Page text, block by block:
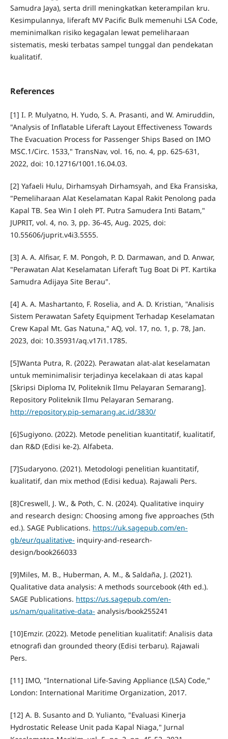
Samudra Jaya), serta drill meningkatkan keterampilan kru.
Kesimpulannya, liferaft MV Pacific Bulk memenuhi LSA Code,
meminimalkan risiko kegagalan lewat pemeliharaan
sistematis, meski terbatas sampel tunggal dan pendekatan
kualitatif.
References
[1] I. P. Mulyatno, H. Yudo, S. A. Prasanti, and W. Amiruddin,
"Analysis of Inflatable Liferaft Layout Effectiveness Towards
The Evacuation Process for Passenger Ships Based on IMO
MSC.1/Circ. 1533," TransNav, vol. 16, no. 4, pp. 625-631,
2022, doi: 10.12716/1001.16.04.03.
[2] Yafaeli Hulu, Dirhamsyah Dirhamsyah, and Eka Fransiska,
"Pemeliharaan Alat Keselamatan Kapal Rakit Penolong pada
Kapal TB. Sea Win I oleh PT. Putra Samudera Inti Batam,"
JUPRIT, vol. 4, no. 3, pp. 36-45, Aug. 2025, doi:
10.55606/juprit.v4i3.5555.
[3] A. A. Alfisar, F. M. Pongoh, P. D. Darmawan, and D. Anwar,
"Perawatan Alat Keselamatan Liferaft Tug Boat Di PT. Kartika
Samudra Adijaya Site Berau".
[4] A. A. Mashartanto, F. Roselia, and A. D. Kristian, "Analisis
Sistem Perawatan Safety Equipment Terhadap Keselamatan
Crew Kapal Mt. Gas Natuna," AQ, vol. 17, no. 1, p. 78, Jan.
2023, doi: 10.35931/aq.v17i1.1785.
[5]Wanta Putra, R. (2022). Perawatan alat-alat keselamatan
untuk meminimalisir terjadinya kecelakaan di atas kapal
[Skripsi Diploma IV, Politeknik Ilmu Pelayaran Semarang].
Repository Politeknik Ilmu Pelayaran Semarang.
http://repository.pip-semarang.ac.id/3830/
[6]Sugiyono. (2022). Metode penelitian kuantitatif, kualitatif,
dan R&D (Edisi ke-2). Alfabeta.
[7]Sudaryono. (2021). Metodologi penelitian kuantitatif,
kualitatif, dan mix method (Edisi kedua). Rajawali Pers.
[8]Creswell, J. W., & Poth, C. N. (2024). Qualitative inquiry
and research design: Choosing among five approaches (5th
ed.). SAGE Publications. https://uk.sagepub.com/en-
gb/eur/qualitative- inquiry-and-research-
design/book266033
[9]Miles, M. B., Huberman, A. M., & Saldaña, J. (2021).
Qualitative data analysis: A methods sourcebook (4th ed.).
SAGE Publications. https://us.sagepub.com/en-
us/nam/qualitative-data- analysis/book255241
[10]Emzir. (2022). Metode penelitian kualitatif: Analisis data
etnografi dan grounded theory (Edisi terbaru). Rajawali
Pers.
[11] IMO, "International Life-Saving Appliance (LSA) Code,"
London: International Maritime Organization, 2017.
[12] A. B. Susanto and D. Yulianto, "Evaluasi Kinerja
Hydrostatic Release Unit pada Kapal Niaga," Jurnal